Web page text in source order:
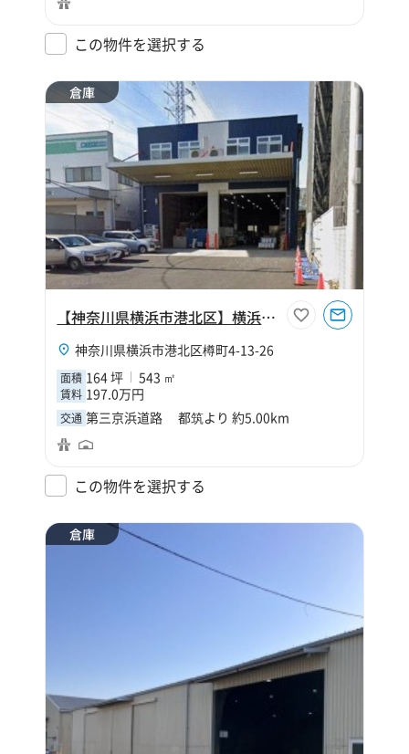
この物件を選択する
倉庫
【神奈川県横浜市港北区】横浜市港北区樽町4丁目164坪倉庫
神奈川県横浜市港北区樽町4-13-26
面積 164 坪 543 ㎡
賃料 197.0万円
交通 第三京浜道路 都筑より 約5.00km
この物件を選択する
倉庫